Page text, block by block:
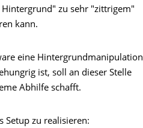
zu sehr "zittrigem"
kann.
eine Hintergrundmanipulation
ist, soll an dieser Stelle
Abhilfe schafft.
Setup zu realisieren: